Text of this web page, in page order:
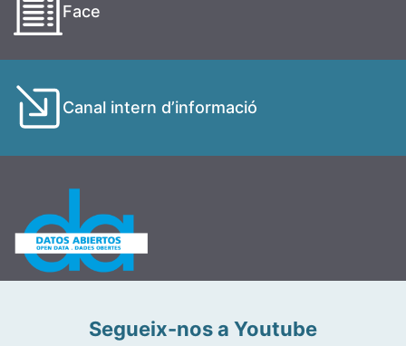
Face
Canal intern d’informació
Segueix-nos a Youtube